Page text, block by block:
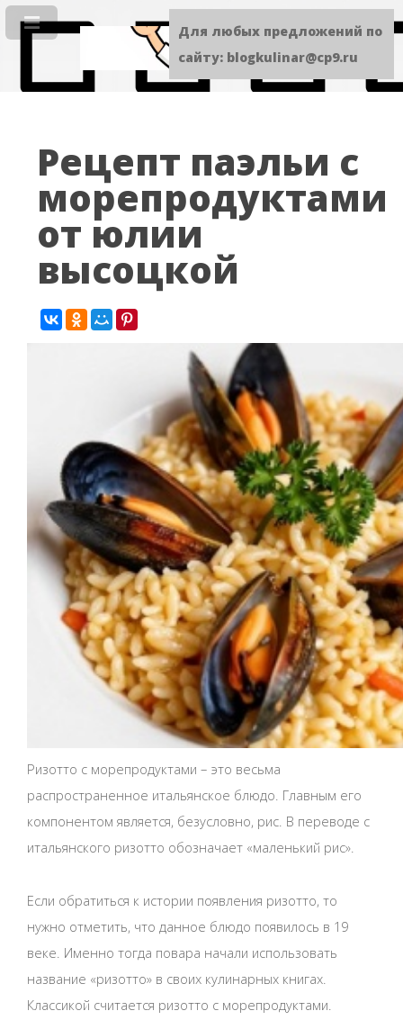
Рецепт паэльи с
морепродуктами
от юлии
высоцкой
Ризотто с морепродуктами – это весьма
распространенное итальянское блюдо. Главным его
компонентом является, безусловно, рис. В переводе с
итальянского ризотто обозначает «маленький рис».
Если обратиться к истории появления ризотто, то
нужно отметить, что данное блюдо появилось в 19
веке. Именно тогда повара начали использовать
название «ризотто» в своих кулинарных книгах.
Классикой считается ризотто с морепродуктами.
Для любых предложений по
сайту: blogkulinar@cp9.ru